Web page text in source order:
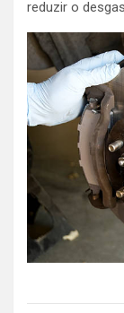
reduzir o